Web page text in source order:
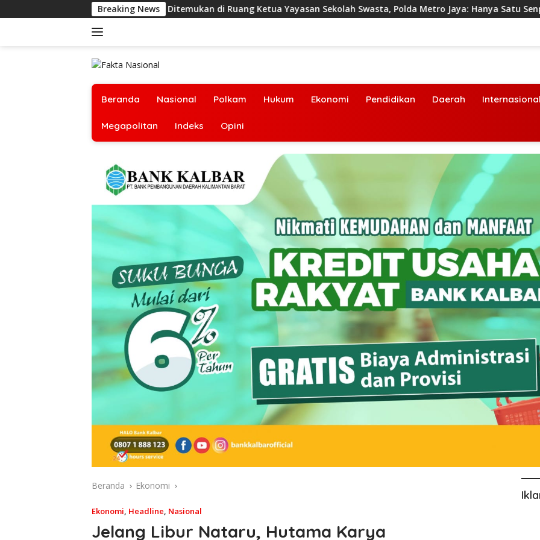
ke
Breaking News
Senjata Angin Ditemukan di Ruang Ketua Yayasan Sekolah Swasta, Polda Metro Jaya: Hanya Satu Senpi
Beranda Nasional Polkam Hukum Ekonomi Pendidikan Daerah
Megapolitan Indeks Opini
Beranda Ekonomi
Ekonomi, Headline, Nasional
Jelang Libur Nataru, Hutama Karya